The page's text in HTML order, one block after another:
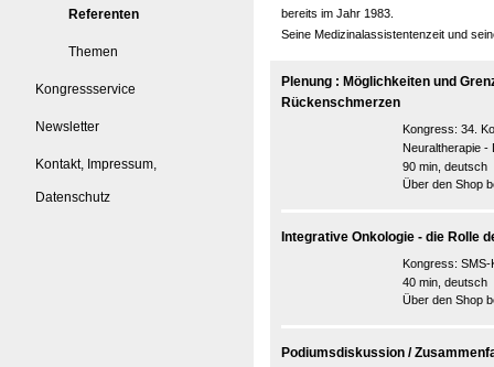
Referenten
Themen
Kongressservice
Newsletter
Kontakt, Impressum,
Datenschutz
bereits im Jahr 1983.
Seine Medizinalassistentenzeit und
Plenung : Möglichkeiten und
Rückenschmerzen
Kongress: 34.
Neuraltherapie -
90 min, deutsch
Über den Shop
Integrative Onkologie - die Rolle
Kongress: SMS-
40 min, deutsch
Über den Shop
Podiumsdiskussion /